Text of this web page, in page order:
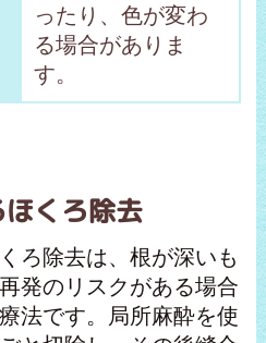
ったり、色が変わ
る場合がありま
す。
くろ除去
ろ除去は、根が深いも
発のリスクがある場合
法です。局所麻酔を使